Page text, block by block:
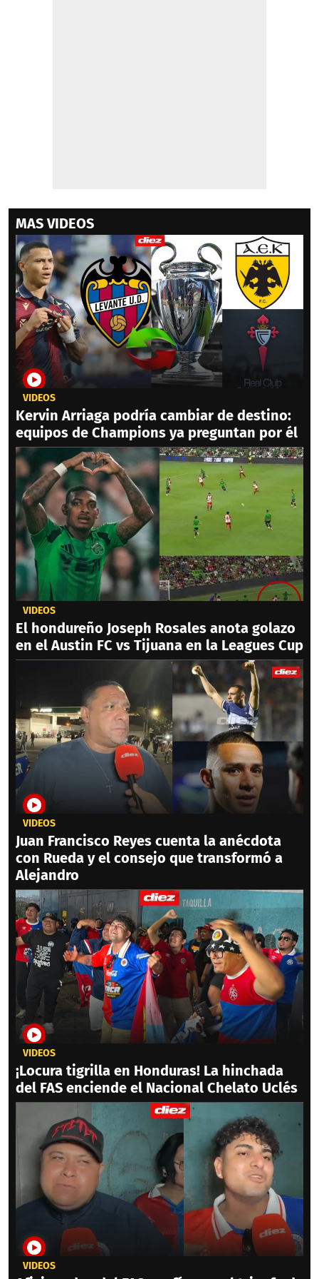
MAS VIDEOS
VIDEOS
Kervin Arriaga podría cambiar de destino:
equipos de Champions ya preguntan por él
VIDEOS
El hondureño Joseph Rosales anota golazo
en el Austin FC vs Tijuana en la Leagues Cup
VIDEOS
Juan Francisco Reyes cuenta la anécdota
con Rueda y el consejo que transformó a
Alejandro
VIDEOS
¡Locura tigrilla en Honduras! La hinchada
del FAS enciende el Nacional Chelato Uclés
VIDEOS